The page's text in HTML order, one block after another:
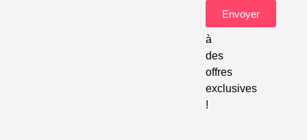
à
des
offres
exclusives
!
Envoyer